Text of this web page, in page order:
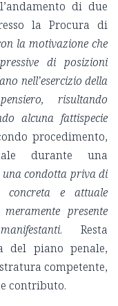
di due
la Procura di
la motivazione che
di posizioni
nell’esercizio della
risultando
alcuna fattispecie
procedimento,
durante una
una condotta priva di
e attuale
meramente presente
. Resta
del piano penale,
competente,
contributo.